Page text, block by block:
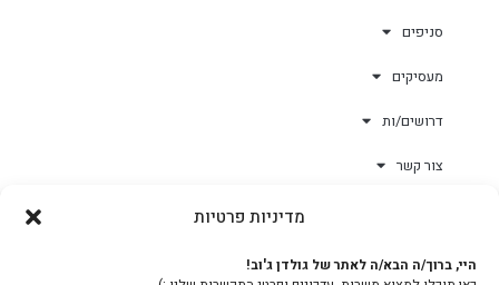
מדיניות פרטיות
היי, ברוך/ה הבא/ה לאתר של גולדן ג'וב!
סניפים
מעסיקים
דרושים/ות
צור קשר